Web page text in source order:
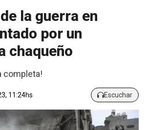
la guerra en
por un
chaqueño
completa!
11:24hs Escuchar